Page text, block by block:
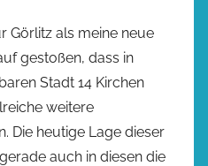
Görlitz als meine neue
gestoßen, dass in
Stadt 14 Kirchen
weitere
Die heutige Lage dieser
auch in diesen die